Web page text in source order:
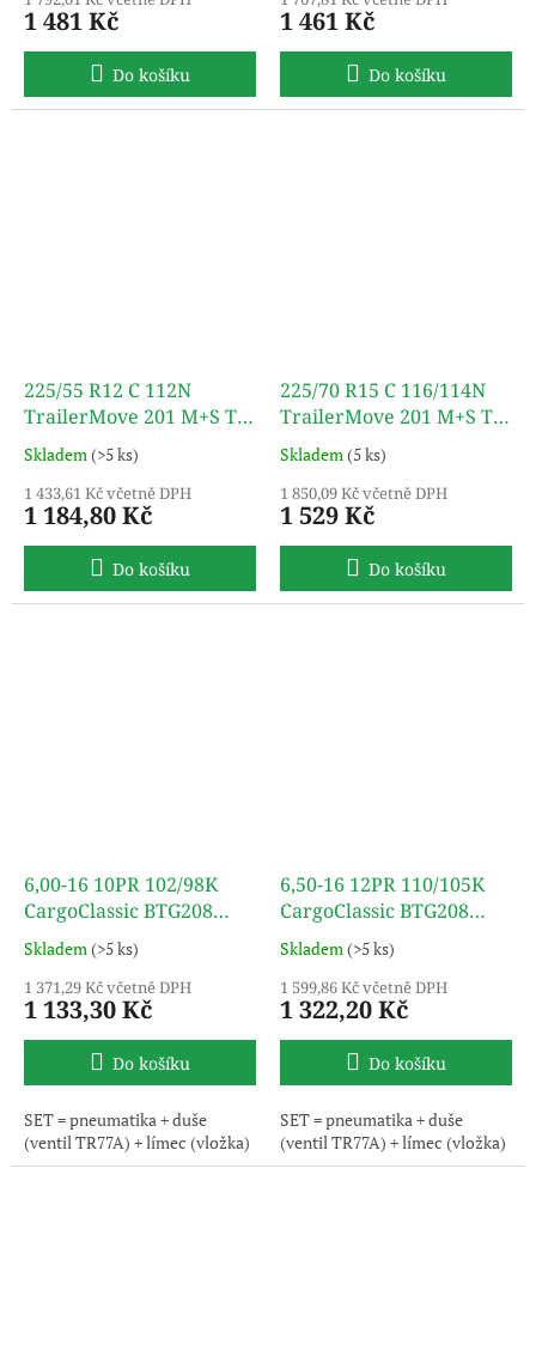
1 481 Kč
Do košíku
1 461 Kč
Do košíku
225/55 R12 C 112N
TrailerMove 201 M+S TL
TURON
Skladem(>5 ks)
1 433,61 Kč včetně DPH
1 184,80 Kč
Do košíku
225/70 R15 C 116/114N
TrailerMove 201 M+S TL
TURON
Skladem(5 ks)
1 850,09 Kč včetně DPH
1 529 Kč
Do košíku
6,00-16 10PR 102/98K
CargoClassic BTG208
(SET) TT TURON
Skladem(>5 ks)
1 371,29 Kč včetně DPH
1 133,30 Kč
Do košíku
SET = pneumatika + duše
(ventil TR77A) + límec (vložka)
6,50-16 12PR 110/105K
CargoClassic BTG208
(SET) TT TURON
Skladem(>5 ks)
1 599,86 Kč včetně DPH
1 322,20 Kč
Do košíku
SET = pneumatika + duše
(ventil TR77A) + límec (vložka)